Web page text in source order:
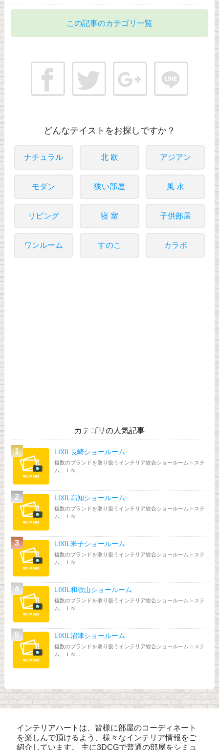
この記事のカテゴリ一覧
どんなテイストをお探しですか？
ナチュラル 北 欧 アジアン
モダン 狭い部屋 風 水
リビング 寝 室 子供部屋
ワンルーム すのこ カラボ
カテゴリの人気記事
LIXIL長崎ショールーム
複数のブランドを取り扱うインテリア総合ショールームトステ
ム、ＩＮ...
LIXIL高知ショールーム
複数のブランドを取り扱うインテリア総合ショールームトステ
ム、ＩＮ...
LIXIL米子ショールーム
複数のブランドを取り扱うインテリア総合ショールームトステ
ム、ＩＮ...
LIXIL和歌山ショールーム
複数のブランドを取り扱うインテリア総合ショールームトステ
ム、ＩＮ...
LIXIL沼津ショールーム
複数のブランドを取り扱うインテリア総合ショールームトステ
ム、ＩＮ...
インテリアハートは、皆様に部屋のコーディネート
を楽しんで頂けるよう、様々なインテリア情報をご
紹介しています。 主に3DCGで普通の部屋をシミュ